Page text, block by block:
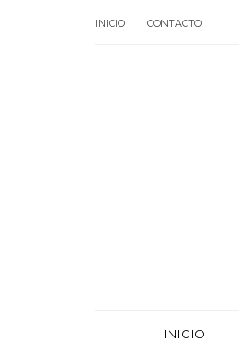
INICIO CONTACTO
INICIO